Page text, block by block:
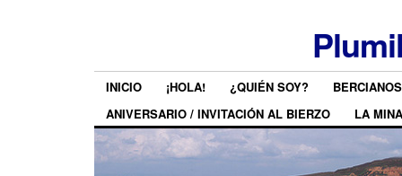
INICIO ¡HOLA! ¿QUIÉN SOY?
ANIVERSARIO / INVITACIÓN AL BIERZO
LA MINA